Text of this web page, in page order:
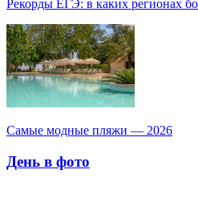
Рекорды ЕГЭ: в каких регионах
Самые модные пляжи — 2026
День в фото